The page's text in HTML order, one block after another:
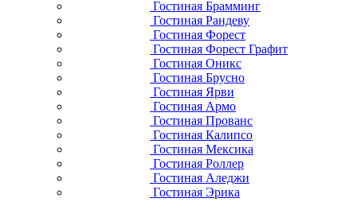
Гостиная Брамминг
Гостиная Рандеву
Гостиная Форест
Гостиная Форест Графит
Гостиная Оникс
Гостиная Брусно
Гостиная Ярви
Гостиная Армо
Гостиная Прованс
Гостиная Калипсо
Гостиная Мексика
Гостиная Роллер
Гостиная Аледжи
Гостиная Эрика